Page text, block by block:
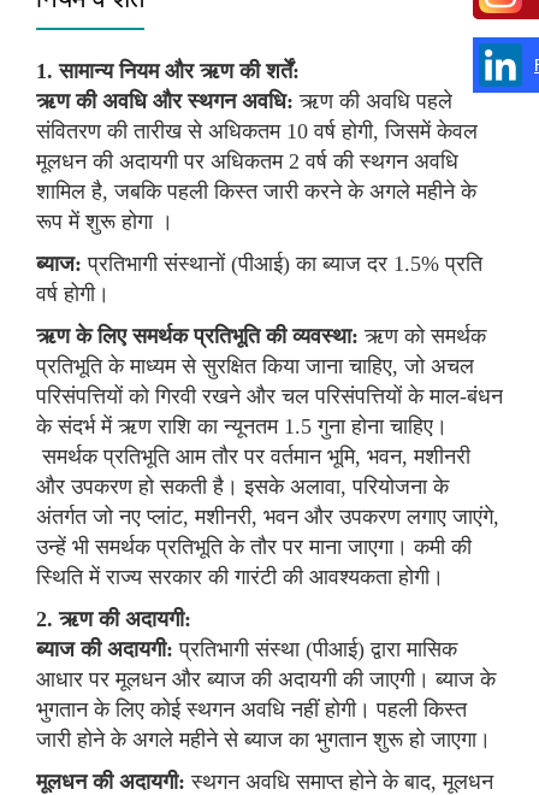
1. सामान्य नियम और ऋण की शर्तें:
ऋण की अवधि और स्थगन अवधि: ऋण की अवधि पहले
संवितरण की तारीख से अधिकतम 10 वर्ष होगी, जिसमें केवल
मूलधन की अदायगी पर अधिकतम 2 वर्ष की स्थगन अवधि
शामिल है, जबकि पहली किस्त जारी करने के अगले महीने के
रूप में शुरू होगा ।
ब्याज: प्रतिभागी संस्थानों (पीआई) का ब्याज दर 1.5% प्रति
वर्ष होगी।
ऋण के लिए समर्थक प्रतिभूति की व्यवस्था: ऋण को समर्थक
प्रतिभूति के माध्यम से सुरक्षित किया जाना चाहिए, जो अचल
परिसंपत्तियों को गिरवी रखने और चल परिसंपत्तियों के माल-बंधन
के संदर्भ में ऋण राशि का न्यूनतम 1.5 गुना होना चाहिए।
समर्थक प्रतिभूति आम तौर पर वर्तमान भूमि, भवन, मशीनरी
और उपकरण हो सकती है। इसके अलावा, परियोजना के
अंतर्गत जो नए प्लांट, मशीनरी, भवन और उपकरण लगाए जाएंगे,
उन्हें भी समर्थक प्रतिभूति के तौर पर माना जाएगा। कमी की
स्थिति में राज्य सरकार की गारंटी की आवश्यकता होगी।
2. ऋण की अदायगी:
ब्याज की अदायगी: प्रतिभागी संस्था (पीआई) द्वारा मासिक
आधार पर मूलधन और ब्याज की अदायगी की जाएगी। ब्याज के
भुगतान के लिए कोई स्थगन अवधि नहीं होगी। पहली किस्त
जारी होने के अगले महीने से ब्याज का भुगतान शुरू हो जाएगा।
मूलधन की अदायगी: स्थगन अवधि समाप्त होने के बाद, मूलधन